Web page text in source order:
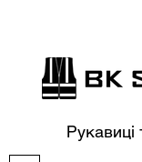
Рукавиці